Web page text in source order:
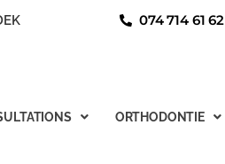
074 714 61 62
ORTHODONTIE